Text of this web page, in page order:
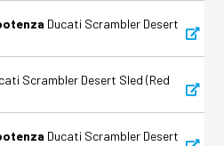
Ducati Scrambler Desert
Scrambler Desert Sled (Red
Ducati Scrambler Desert